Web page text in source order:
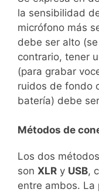
la sensibilidad
micrófono más
debe ser alto
contrario, tener
(para grabar
ruidos de fondo
batería) debe
Métodos de
Los dos
son XLR y USB,
entre ambos. La